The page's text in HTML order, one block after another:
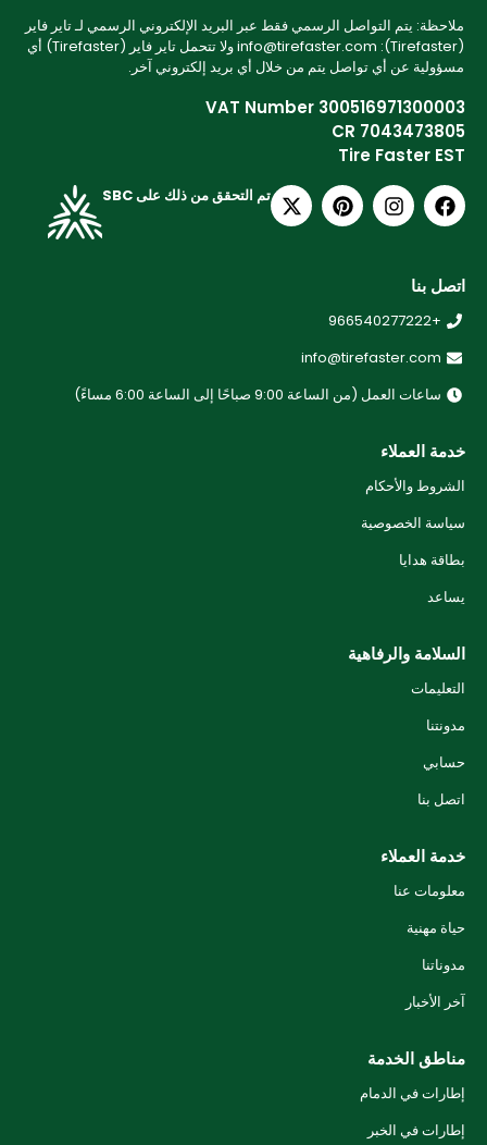
ملاحظة: يتم التواصل الرسمي فقط عبر البريد الإلكتروني الرسمي لـ تاير فاير
(Tirefaster): info@tirefaster.com ولا تتحمل تاير فاير (Tirefaster) أي
مسؤولية عن أي تواصل يتم من خلال أي بريد إلكتروني آخر.
VAT Number 300516971300003
CR 7043473805
Tire Faster EST
تم التحقق من ذلك على SBC
اتصل بنا
+966540277222
info@tirefaster.com
ساعات العمل (من الساعة 9:00 صباحًا إلى الساعة 6:00 مساءً)
خدمة العملاء
الشروط والأحكام
سياسة الخصوصية
بطاقة هدايا
يساعد
السلامة والرفاهية
التعليمات
مدونتنا
حسابي
اتصل بنا
خدمة العملاء
معلومات عنا
حياة مهنية
مدوناتنا
آخر الأخبار
مناطق الخدمة
إطارات في الدمام
إطارات في الخبر